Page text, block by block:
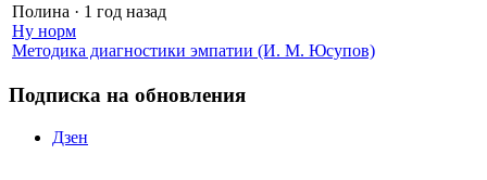
Полина · 1 год назад
Ну норм
Методика диагностики эмпатии (И. М. Юсупов)
Подписка на обновления
Дзен